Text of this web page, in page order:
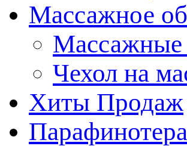
Массажное
Массажные
Чехол на
Хиты Продаж